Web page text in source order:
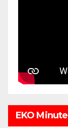
EKO Minute